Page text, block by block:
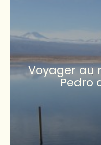
Voyager au
Pedro